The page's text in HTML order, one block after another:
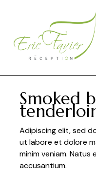
Smoked
Adipiscing elit, sed
ut labore et dolore
minim veniam.
accusantium.